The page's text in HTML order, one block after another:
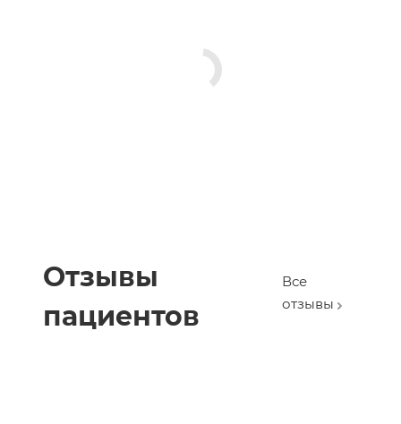
Отзывы
пациентов
Все
отзывы